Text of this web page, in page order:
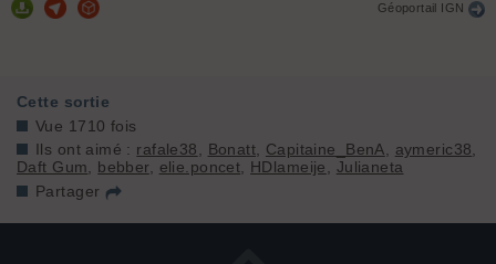
Géoportail IGN
Cette sortie
Vue 1710 fois
Ils ont aimé : rafale38, Bonatt, Capitaine_BenA, aymeric38,
Daft Gum, bebber, elie.poncet, HDlameije, Julianeta
Partager